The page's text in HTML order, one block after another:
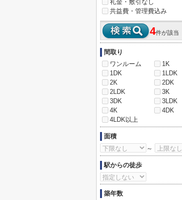
礼金・敷引なし
共益費・管理費込み
4件が該当
間取り
ワンルーム
1K
1DK
1LDK
2K
2DK
2LDK
3K
3DK
3LDK
4K
4DK
4LDK以上
面積
～
駅からの徒歩
築年数